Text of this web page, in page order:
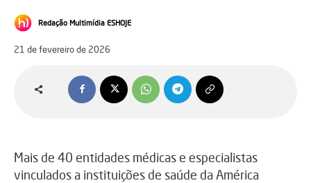
Redação Multimídia ESHOJE
21 de fevereiro de 2026
Mais de 40 entidades médicas e especialistas
vinculados a instituições de saúde da América